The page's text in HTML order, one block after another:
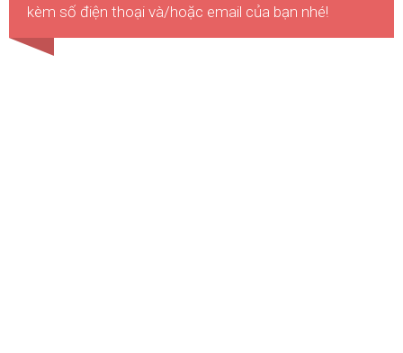
kèm số điện thoại và/hoặc email của bạn nhé!